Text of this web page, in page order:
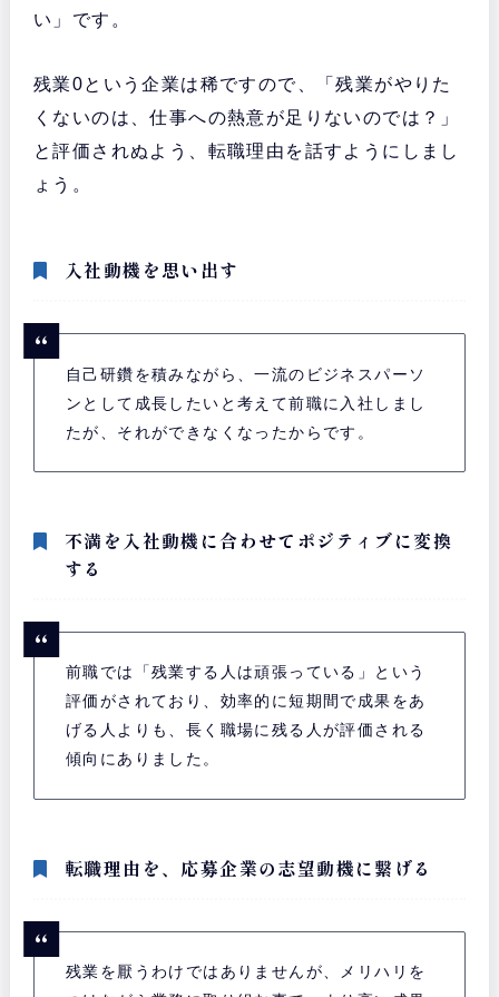
い」です。
残業0という企業は稀ですので、「残業がやりた
くないのは、仕事への熱意が足りないのでは？」
と評価されぬよう、転職理由を話すようにしまし
ょう。
入社動機を思い出す
自己研鑽を積みながら、一流のビジネスパーソ
ンとして成長したいと考えて前職に入社しまし
たが、それができなくなったからです。
不満を入社動機に合わせてポジティブに変換
する
前職では「残業する人は頑張っている」という
評価がされており、効率的に短期間で成果をあ
げる人よりも、長く職場に残る人が評価される
傾向にありました。
転職理由を、応募企業の志望動機に繋げる
残業を厭うわけではありませんが、メリハリを